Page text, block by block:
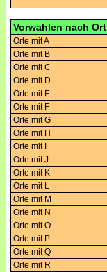
Vorwahlen nach Ort
Orte mit A
Orte mit B
Orte mit C
Orte mit D
Orte mit E
Orte mit F
Orte mit G
Orte mit H
Orte mit I
Orte mit J
Orte mit K
Orte mit L
Orte mit M
Orte mit N
Orte mit O
Orte mit P
Orte mit Q
Orte mit R